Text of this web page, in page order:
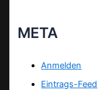
META
Anmelden
Eintrags-Feed